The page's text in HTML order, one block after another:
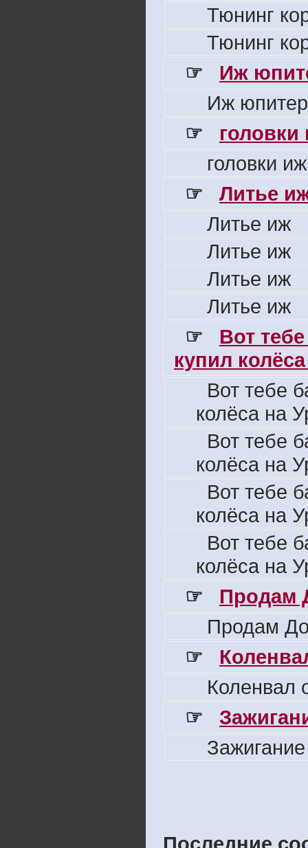
Тюнинг
Тюнинг
☞
Иж
Иж
☞
головки
☞
Литье
Литье иж
Литье иж
Литье иж
Литье иж
☞
Вот
купил
Вот тебе
колёса на
Вот тебе
колёса на
Вот тебе
колёса на
Вот тебе
колёса на
☞
Продам
Продам
☞
Коленвал
☞